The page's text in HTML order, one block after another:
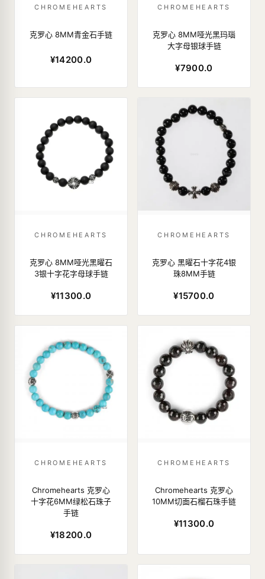
CHROMEHEARTS
克罗心 8MM青金石手链
¥14200.0
CHROMEHEARTS
克罗心 8MM哑光黑玛瑙
大字母银球手链
¥7900.0
CHROMEHEARTS
克罗心 8MM哑光黑曜石
3银十字花字母球手链
¥11300.0
CHROMEHEARTS
克罗心 黑曜石十字花4银
珠8MM手链
¥15700.0
CHROMEHEARTS
Chromehearts 克罗心
十字花6MM绿松石珠子
手链
¥18200.0
CHROMEHEARTS
Chromehearts 克罗心
10MM切面石榴石珠手链
¥11300.0